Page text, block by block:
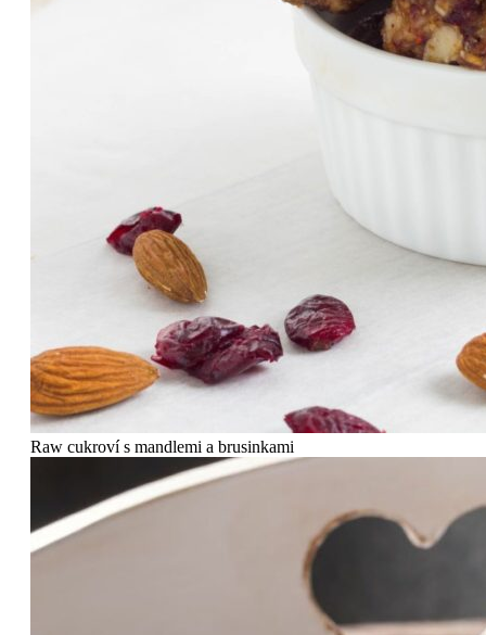
Raw cukroví s mandlemi a brusinkami